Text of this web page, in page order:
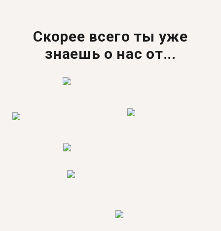
Скорее всего ты уже
знаешь о нас от...